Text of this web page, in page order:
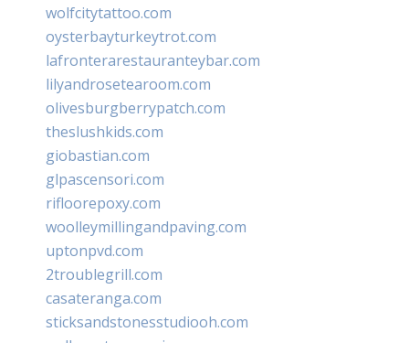
wolfcitytattoo.com
oysterbayturkeytrot.com
lafronterarestauranteybar.com
lilyandrosetearoom.com
olivesburgberrypatch.com
theslushkids.com
giobastian.com
glpascensori.com
rifloorepoxy.com
woolleymillingandpaving.com
uptonpvd.com
2troublegrill.com
casateranga.com
sticksandstonesstudiooh.com